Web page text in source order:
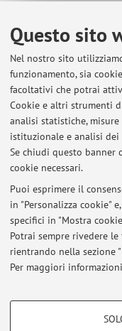
Questo sito
Nel nostro sito
funzionamento, sia
facoltativi che potrai
Cookie e altri strumenti
analisi statistiche,
istituzionale e analisi
Se chiudi questo banner
cookie necessari.
Puoi esprimere il
in "Personalizza cookie"
specifici in "Mostra
Potrai sempre rivedere
rientrando nella sezione
Per maggiori informazioni
COOKIE DI
Teams.
Ricevimento nel mese di
Pubblicato il: 01 agosto 2026
Ricevimento di lunedì
Pubblicato il: 10 luglio 2026
Ricevimento di lunedì 29
Pubblicato il: 28 giugno 2026